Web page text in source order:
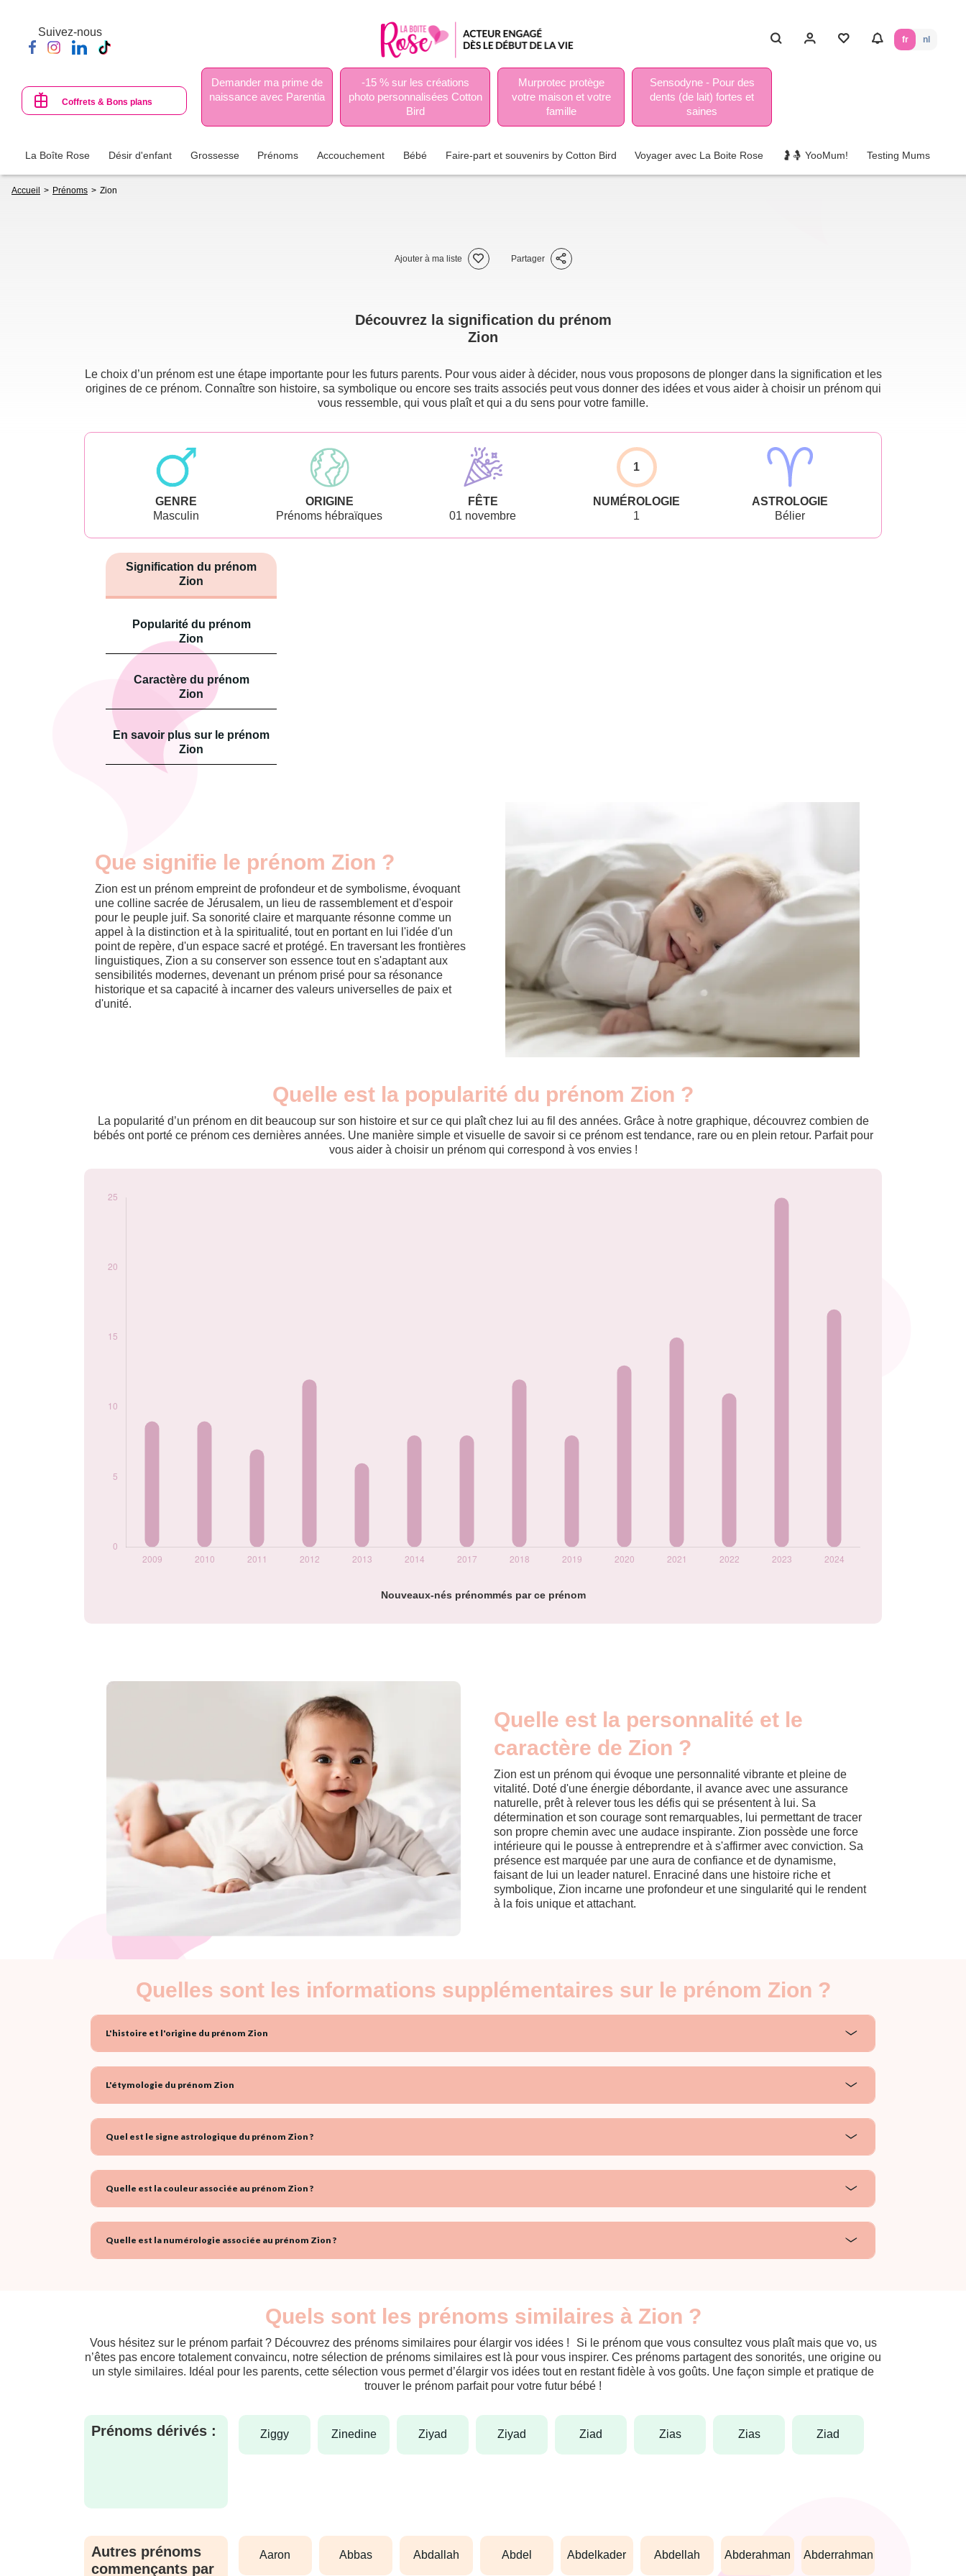
contenu
principal
Suivez-nous
fr nl
Coffrets & Bons plans
Demander ma prime de
naissance avec Parentia
-15 % sur les créations
photo personnalisées Cotton
Bird
Murprotec protège
votre maison et votre
famille
Sensodyne - Pour des
dents (de lait) fortes et
saines
La Boîte Rose Désir d'enfant Grossesse Prénoms Accouchement Bébé Faire-part et souvenirs by Cotton Bird Voyager avec La Boite Rose 🤰🤱 YooMum! Testing Mums
d'Ariane
Accueil Prénoms Zion
Ajouter à ma liste Partager
Découvrez la signification du prénom
Zion
Le choix d’un prénom est une étape importante pour les futurs parents. Pour vous aider à décider, nous vous proposons de plonger dans la signification et les
origines de ce prénom. Connaître son histoire, sa symbolique ou encore ses traits associés peut vous donner des idées et vous aider à choisir un prénom qui
vous ressemble, qui vous plaît et qui a du sens pour votre famille.
GENRE
Masculin
ORIGINE
Prénoms hébraïques
FÊTE
01 novembre
1
NUMÉROLOGIE
1
ASTROLOGIE
Bélier
Signification du prénom
Zion
Popularité du prénom
Zion
Caractère du prénom
Zion
En savoir plus sur le prénom
Zion
Que signifie le prénom Zion ?
Zion est un prénom empreint de profondeur et de symbolisme, évoquant
une colline sacrée de Jérusalem, un lieu de rassemblement et d'espoir
pour le peuple juif. Sa sonorité claire et marquante résonne comme un
appel à la distinction et à la spiritualité, tout en portant en lui l'idée d'un
point de repère, d'un espace sacré et protégé. En traversant les frontières
linguistiques, Zion a su conserver son essence tout en s'adaptant aux
sensibilités modernes, devenant un prénom prisé pour sa résonance
historique et sa capacité à incarner des valeurs universelles de paix et
d'unité.
Quelle est la popularité du prénom Zion ?
La popularité d’un prénom en dit beaucoup sur son histoire et sur ce qui plaît chez lui au fil des années. Grâce à notre graphique, découvrez combien de
bébés ont porté ce prénom ces dernières années. Une manière simple et visuelle de savoir si ce prénom est tendance, rare ou en plein retour. Parfait pour
vous aider à choisir un prénom qui correspond à vos envies !
Nouveaux-nés prénommés par ce prénom
2009
9
2010
9
2014
8
Quelle est la personnalité et le
caractère de Zion ?
Zion est un prénom qui évoque une personnalité vibrante et pleine de
vitalité. Doté d'une énergie débordante, il avance avec une assurance
naturelle, prêt à relever tous les défis qui se présentent à lui. Sa
détermination et son courage sont remarquables, lui permettant de tracer
son propre chemin avec une audace inspirante. Zion possède une force
intérieure qui le pousse à entreprendre et à s'affirmer avec conviction. Sa
présence est marquée par une aura de confiance et de dynamisme,
faisant de lui un leader naturel. Enraciné dans une histoire riche et
symbolique, Zion incarne une profondeur et une singularité qui le rendent
à la fois unique et attachant.
Quelles sont les informations supplémentaires sur le prénom Zion ?
L'histoire et l'origine du prénom Zion
L'étymologie du prénom Zion
Quel est le signe astrologique du prénom Zion ?
Quelle est la couleur associée au prénom Zion ?
Quelle est la numérologie associée au prénom Zion ?
Quels sont les prénoms similaires à Zion ?
Vous hésitez sur le prénom parfait ? Découvrez des prénoms similaires pour élargir vos idées ! Si le prénom que vous consultez vous plaît mais que vo, us
n’êtes pas encore totalement convaincu, notre sélection de prénoms similaires est là pour vous inspirer. Ces prénoms partagent des sonorités, une origine ou
un style similaires. Idéal pour les parents, cette sélection vous permet d’élargir vos idées tout en restant fidèle à vos goûts. Une façon simple et pratique de
trouver le prénom parfait pour votre futur bébé !
Prénoms dérivés : ziggy zinedine ziyad ziyad ziad zias zias ziad
Autres prénoms
commençants par
aaron abbas abdallah abdel abdelkader abdellah abderahman abderrahman